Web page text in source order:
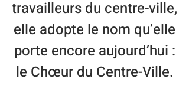
travailleurs du centre-ville,
elle adopte le nom qu’elle
porte encore aujourd’hui :
le Chœur du Centre-Ville.